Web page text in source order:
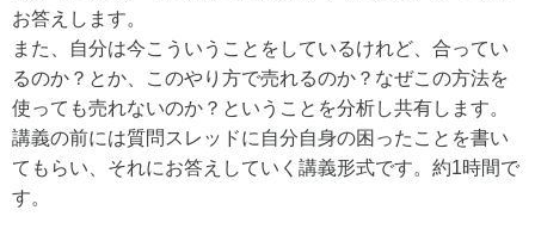
お答えします。
また、自分は今こういうことをしているけれど、合ってい
るのか？とか、このやり方で売れるのか？なぜこの方法を
使っても売れないのか？ということを分析し共有します。
講義の前には質問スレッドに自分自身の困ったことを書い
てもらい、それにお答えしていく講義形式です。約1時間で
す。